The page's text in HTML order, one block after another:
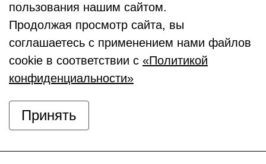
пользования нашим сайтом.
Продолжая просмотр сайта, вы
соглашаетесь с применением нами файлов
cookie в соответствии с «Политикой
конфиденциальности»
Принять